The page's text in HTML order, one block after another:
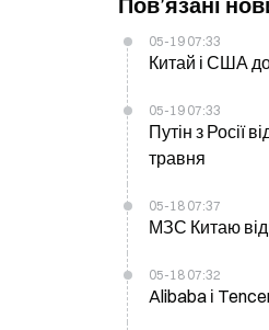
05-19 07:33
Китай і США
05-19 07:33
Путін з Росії
травня
05-18 07:37
МЗС Китаю
05-18 07:32
Alibaba і